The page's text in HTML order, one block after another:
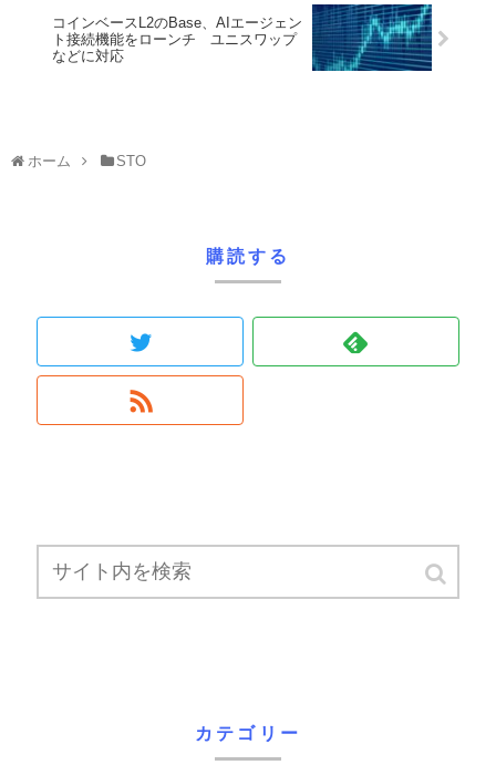
コインベースL2のBase、AIエージェン
ト接続機能をローンチ ユニスワップ
などに対応
ホーム STO
購読する
カテゴリー